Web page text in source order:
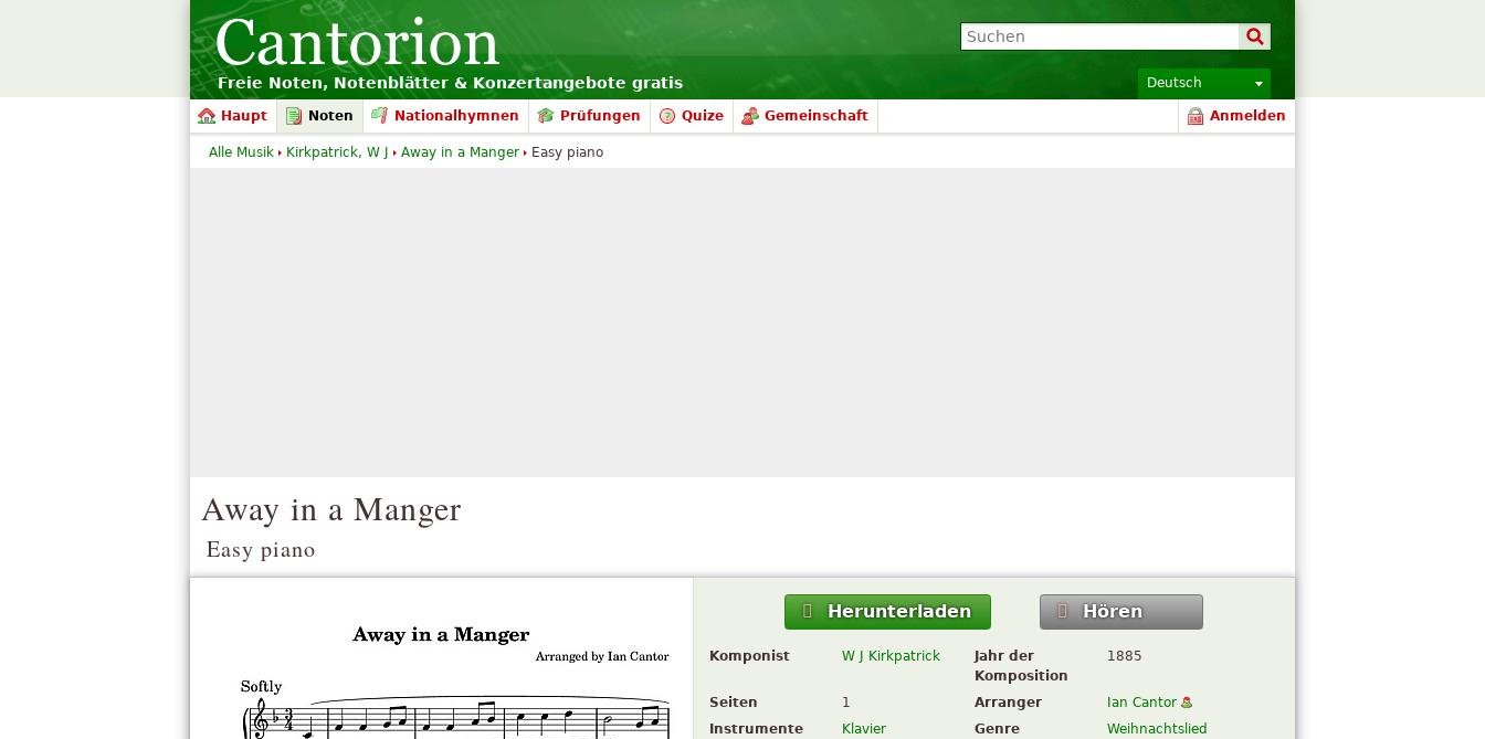
Freie Noten, Notenblätter & Konzertangebote gratis Deutsch
Haupt Noten Nationalhymnen Prüfungen Quize Gemeinschaft Anmelden
Away in a Manger
Easy piano
Herunterladen Hören
Komponist W J Kirkpatrick
Jahr der
Komposition
1885
Seiten 1 Arranger
Ian Cantor
Instrumente
Klavier Genre
Weihnachtslied
Alle Musik Kirkpatrick, W J Away in a Manger Easy piano